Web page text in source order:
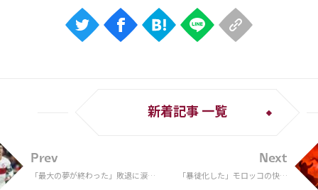
Prev
「最大の夢が終わった」敗退に涙し
新着記事 一覧
Next
「暴徒化した」モロッコの快進